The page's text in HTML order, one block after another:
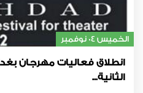
الخميس 04 نوفمبر
انطلاق فعاليات مهرجان
الثانية...